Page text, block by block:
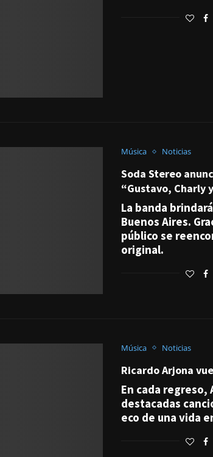
Música Noticias
Soda Stereo
“Gustavo, Charly
La banda
Buenos Aires.
público se
original.
Música Noticias
Ricardo Arjona
En cada regreso,
destacadas
eco de una vida